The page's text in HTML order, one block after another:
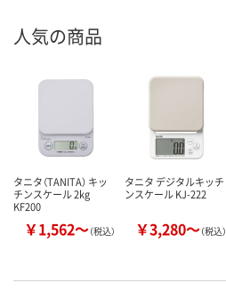
人気の商品
タニタ（TANITA） キッ
チンスケール 2kg
KF200
￥1,562～（税込）
タニタ デジタルキッチ
ンスケール KJ-222
￥3,280～（税込）